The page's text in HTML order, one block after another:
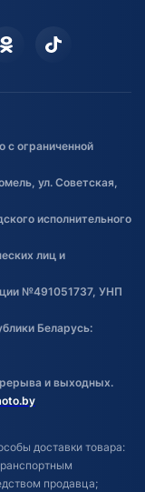
с ограниченной
ул. Советская,
исполнительного
лиц и
№491051737, УНП
Беларусь:
и выходных.
доставки товара:
продавца;